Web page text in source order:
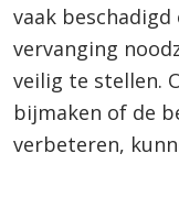
vaak
vervanging
veilig te stellen.
bijmaken of de
verbeteren,